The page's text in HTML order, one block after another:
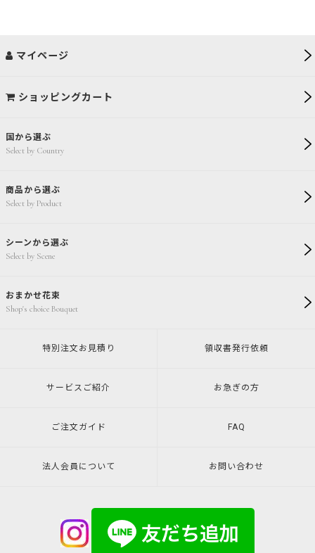
国から選ぶ
Select by Country
商品から選ぶ
Select by Product
シーンから選ぶ
Select by Scene
おまかせ花束
Shop's choice Bouquet
マイページ
ショッピングカート
特別注文 お見積り 領収書発行依頼
サービスご紹介 お急ぎの方
ご注文ガイド FAQ
法人会員について お問い合わせ